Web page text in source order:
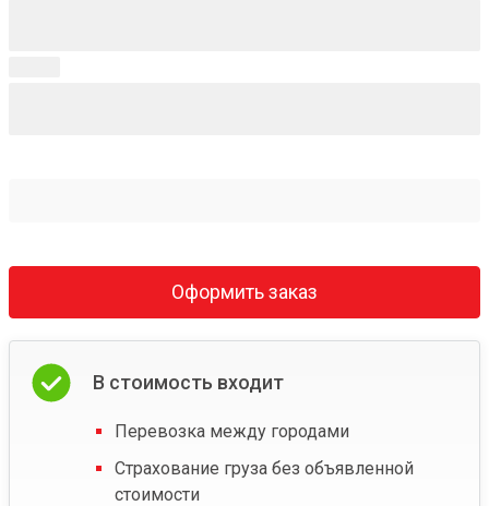
Оформить заказ
В стоимость входит
Перевозка между городами
Страхование груза без объявленной
стоимости